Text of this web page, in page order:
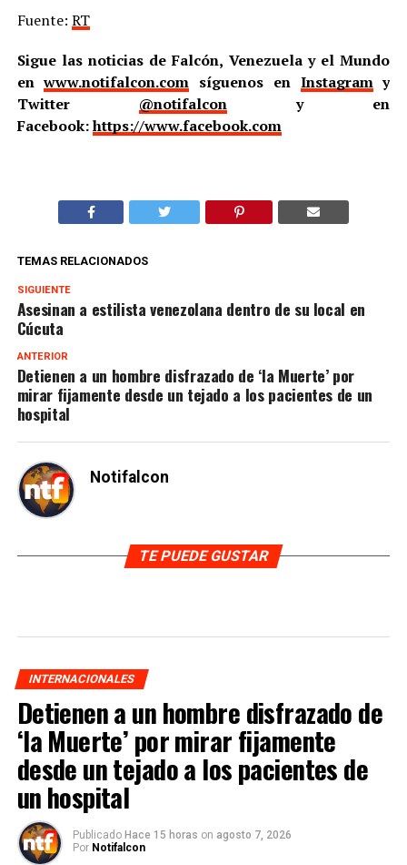
Fuente: RT
Sigue las noticias de Falcón, Venezuela y el Mundo
enwww.notifalcon.com síguenos en Instagramy
Twitter @notifalcony en
Facebook:https://www.facebook.com
TEMAS RELACIONADOS
SIGUIENTE
Asesinan a estilista venezolana dentro de su local en
Cúcuta
ANTERIOR
Detienen a un hombre disfrazado de ‘la Muerte’ por
mirar fijamente desde un tejado a los pacientes de un
hospital
Notifalcon
TE PUEDE GUSTAR
INTERNACIONALES
Detienen a un hombre disfrazado de
‘la Muerte’ por mirar fijamente
desde un tejado a los pacientes de
un hospital
Publicado Hace 15 horas on agosto 7, 2026
Por Notifalcon